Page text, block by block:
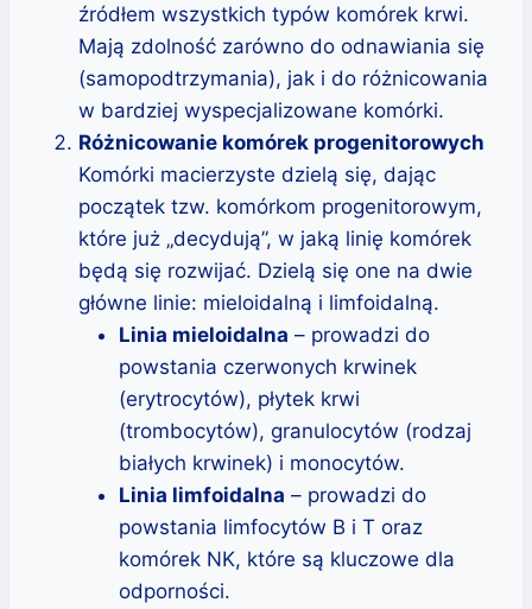
źródłem wszystkich typów komórek krwi.
Mają zdolność zarówno do odnawiania się
(samopodtrzymania), jak i do różnicowania
w bardziej wyspecjalizowane komórki.
Różnicowanie komórek progenitorowych
Komórki macierzyste dzielą się, dając
początek tzw. komórkom progenitorowym,
które już „decydują”, w jaką linię komórek
będą się rozwijać. Dzielą się one na dwie
główne linie: mieloidalną i limfoidalną.
Linia mieloidalna – prowadzi do
powstania czerwonych krwinek
(erytrocytów), płytek krwi
(trombocytów), granulocytów (rodzaj
białych krwinek) i monocytów.
Linia limfoidalna – prowadzi do
powstania limfocytów B i T oraz
komórek NK, które są kluczowe dla
odporności.